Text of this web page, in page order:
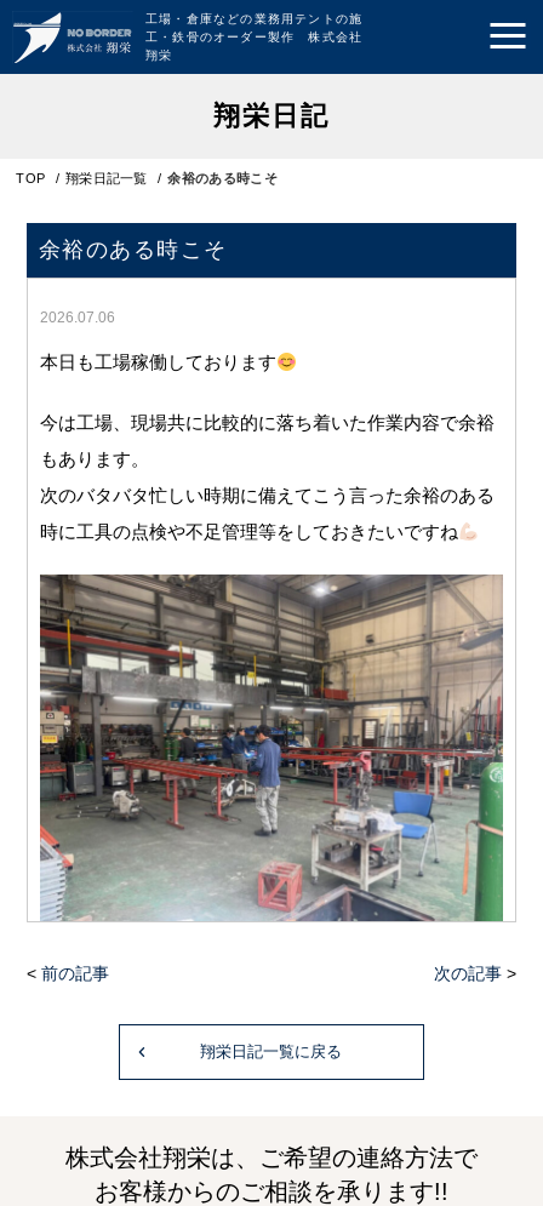
工場・倉庫などの業務用テントの施
工・鉄骨のオーダー製作 株式会社
翔栄
翔栄日記
TOP / 翔栄日記一覧 / 余裕のある時こそ
余裕のある時こそ
2026.07.06
本日も工場稼働しております
今は工場、現場共に比較的に落ち着いた作業内容で余裕
もあります。
次のバタバタ忙しい時期に備えてこう言った余裕のある
時に工具の点検や不足管理等をしておきたいですね
< 前の記事 次の記事 >
翔栄日記一覧に戻る
株式会社翔栄は、ご希望の連絡方法で
お客様からのご相談を承ります!!